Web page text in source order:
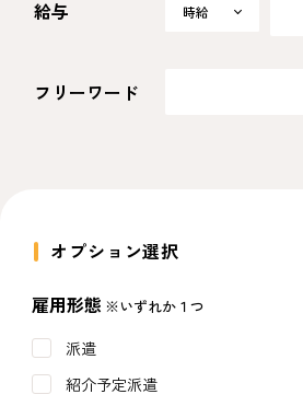
給与 時給
時給
フリーワード
オプション選択
雇用形態 ※いずれか１つ
派遣
紹介予定派遣